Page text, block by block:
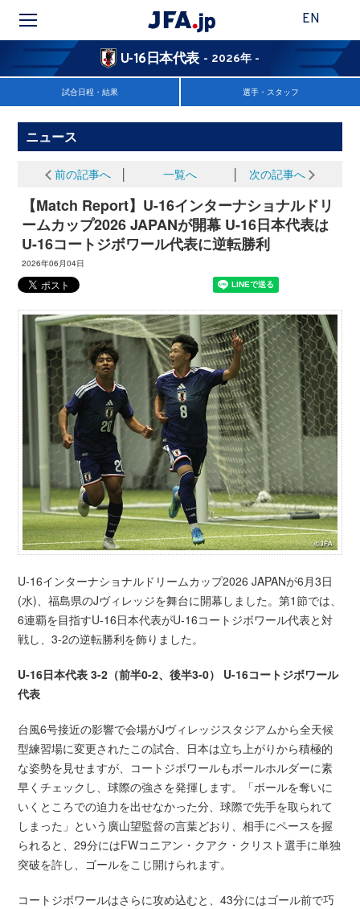
EN
U-16日本代表 - 2026年 -
試合日程・結果 選手・スタッフ
ニュース
前の記事へ 一覧へ 次の記事へ
【Match Report】U-16インターナショナルドリ
ームカップ2026 JAPANが開幕 U-16日本代表は
U-16コートジボワール代表に逆転勝利
2026年06月04日
U-16インターナショナルドリームカップ2026 JAPANが6月3日
(水)、福島県のJヴィレッジを舞台に開幕しました。第1節では、
6連覇を目指すU-16日本代表がU-16コートジボワール代表と対
戦し、3-2の逆転勝利を飾りました。
U-16日本代表 3-2（前半0-2、後半3-0） U-16コートジボワール
代表
台風6号接近の影響で会場がJヴィレッジスタジアムから全天候
型練習場に変更されたこの試合、日本は立ち上がりから積極的
な姿勢を見せますが、コートジボワールもボールホルダーに素
早くチェックし、球際の強さを発揮します。「ボールを奪いに
いくところでの迫力を出せなかった分、球際で先手を取られて
しまった」という廣山望監督の言葉どおり、相手にペースを握
られると、29分にはFWコニアン・クアク・クリスト選手に単独
突破を許し、ゴールをこじ開けられます。
コートジボワールはさらに攻め込むと、43分にはゴール前で巧